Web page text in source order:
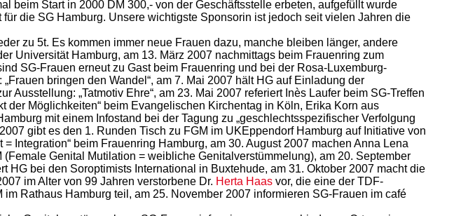
beim Start in 2000 DM 300,- von der Geschäftsstelle erbeten, aufgefüllt wurde
die SG Hamburg. Unsere wichtigste Sponsorin ist jedoch seit vielen Jahren die
zu 5t. Es kommen immer neue Frauen dazu, manche bleiben länger, andere
Universität Hamburg, am 13. März 2007 nachmittags beim Frauenring zum
SG-Frauen erneut zu Gast beim Frauenring und bei der Rosa-Luxemburg-
bringen den Wandel“, am 7. Mai 2007 hält HG auf Einladung der
„Tatmotiv Ehre“, am 23. Mai 2007 referiert Inès Laufer beim SG-Treffen
der Möglichkeiten“ beim Evangelischen Kirchentag in Köln, Erika Korn aus
mit einem Infostand bei der Tagung zu „geschlechtsspezifischer Verfolgung
gibt es den 1. Runden Tisch zu FGM im UKEppendorf Hamburg auf Initiative von
Integration“ beim Frauenring Hamburg, am 30. August 2007 machen Anna Lena
Genital Mutilation = weibliche Genitalverstümmelung), am 20. September
HG bei den Soroptimists International in Buxtehude, am 31. Oktober 2007 macht die
im Alter von 99 Jahren verstorbene Dr. Herta Haas vor, die eine der TDF-
Rathaus Hamburg teil, am 25. November 2007 informieren SG-Frauen im café